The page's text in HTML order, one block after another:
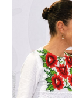
es la
y
de
y primeros